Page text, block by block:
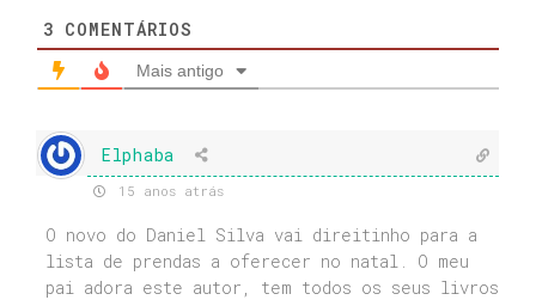
3 COMENTÁRIOS
Mais antigo
Elphaba
15 anos atrás
O novo do Daniel Silva vai direitinho para a
lista de prendas a oferecer no natal. O meu
pai adora este autor, tem todos os seus livros